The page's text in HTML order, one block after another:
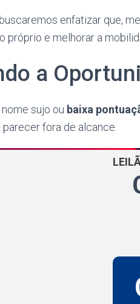
enfatizar que,
próprio e melhorar a
a
sujo ou baixa
fora de alcance.